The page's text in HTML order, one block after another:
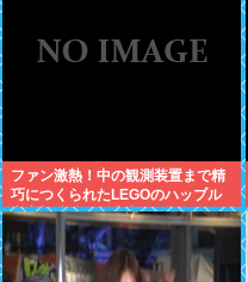
ファン激熱！中の観測装置まで精
巧につくられたLEGOのハッブル
宇宙望遠鏡が販売中